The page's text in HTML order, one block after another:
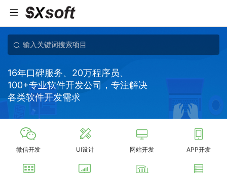
16年口碑服务、20万程序员、
100+专业软件开发公司，专注解决
各类软件开发需求
微信开发 UI设计 网站开发 APP开发